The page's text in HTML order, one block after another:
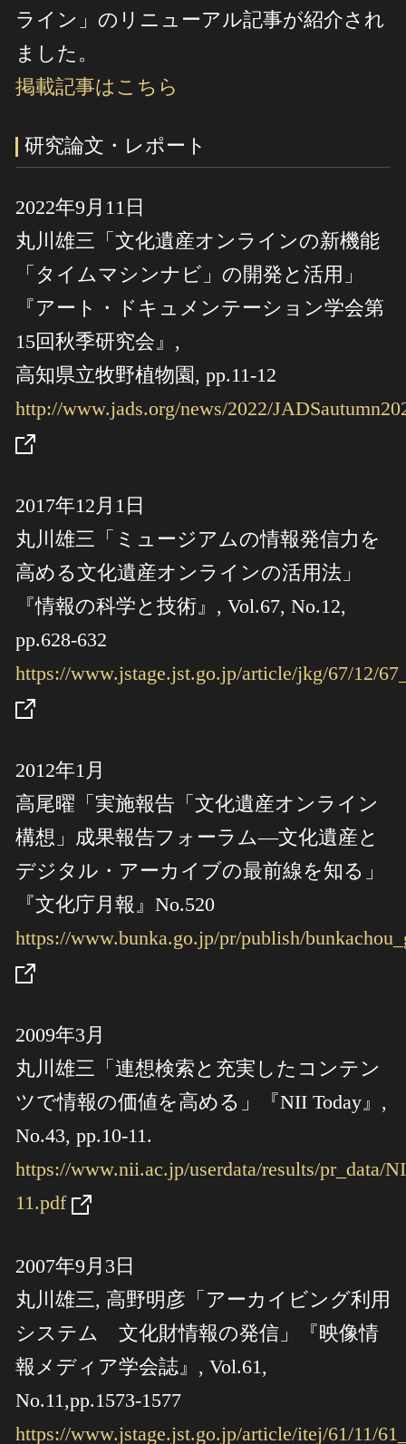
ライン」のリニューアル記事が紹介され
ました。
掲載記事はこちら
研究論文・レポート
2022年9月11日
丸川雄三「文化遺産オンラインの新機能
「タイムマシンナビ」の開発と活用」
『アート・ドキュメンテーション学会第
15回秋季研究会』,
高知県立牧野植物園, pp.11-12
http://www.jads.org/news/2022/
2017年12月1日
丸川雄三「ミュージアムの情報発信力を
高める文化遺産オンラインの活用法」
『情報の科学と技術』, Vol.67, No.12,
pp.628-632
https://www.jstage.jst.go.jp/article/jkg/67/12/
2012年1月
高尾曜「実施報告「文化遺産オンライン
構想」成果報告フォーラム―文化遺産と
デジタル・アーカイブの最前線を知る」
『文化庁月報』No.520
https://www.bunka.go.jp/pr/publish/
2009年3月
丸川雄三「連想検索と充実したコンテン
ツで情報の価値を高める」『NII Today』,
No.43, pp.10-11.
https://www.nii.ac.jp/userdata/results/pr_data/
11.pdf
2007年9月3日
丸川雄三, 高野明彦「アーカイビング利用
システム 文化財情報の発信」『映像情
報メディア学会誌』, Vol.61,
No.11,pp.1573-1577
https://www.jstage.jst.go.jp/article/itej/61/11/